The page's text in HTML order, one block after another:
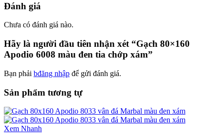
Đánh giá
Chưa có đánh giá nào.
Hãy là người đầu tiên nhận xét “Gạch 80×160
Apodio 6008 màu đen tia chớp xám”
Bạn phải bđăng nhập để gửi đánh giá.
Sản phẩm tương tự
Xem Nhanh